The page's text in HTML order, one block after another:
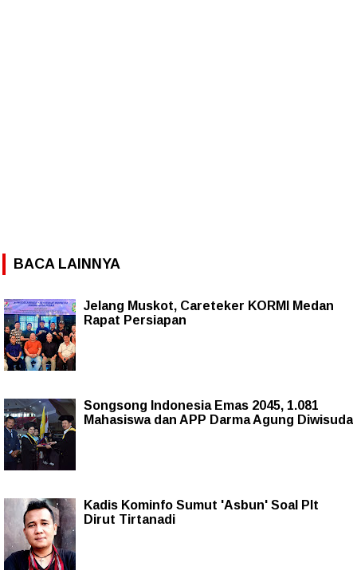
BACA LAINNYA
Jelang Muskot, Careteker KORMI Medan
Rapat Persiapan
Songsong Indonesia Emas 2045, 1.081
Mahasiswa dan APP Darma Agung Diwisuda
Kadis Kominfo Sumut 'Asbun' Soal Plt
Dirut Tirtanadi